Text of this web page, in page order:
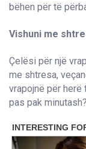
bëhen për të
Vishuni me
Çelësi për një
me shtresa,
vrapojnë për herë
pas pak